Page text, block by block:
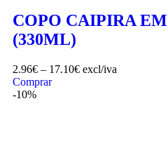
COPO CAIPIRA
(330ML)
2.96€ – 17.10€ excl/iva
Comprar
-10%